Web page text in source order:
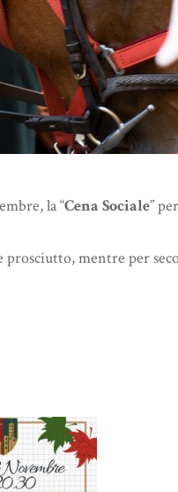
la “Cena Sociale”
mentre per